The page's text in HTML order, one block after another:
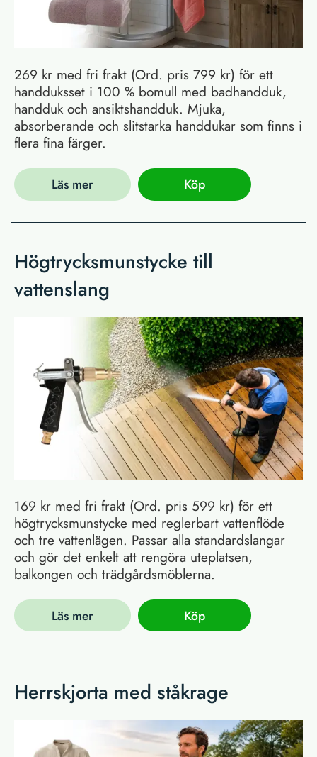
269 kr med fri frakt (Ord. pris 799 kr) för ett
handduksset i 100 % bomull med badhandduk,
handduk och ansiktshandduk. Mjuka,
absorberande och slitstarka handdukar som finns i
flera fina färger.
Läs mer Köp
Högtrycksmunstycke till
vattenslang
169 kr med fri frakt (Ord. pris 599 kr) för ett
högtrycksmunstycke med reglerbart vattenflöde
och tre vattenlägen. Passar alla standardslangar
och gör det enkelt att rengöra uteplatsen,
balkongen och trädgårdsmöblerna.
Läs mer Köp
Herrskjorta med ståkrage